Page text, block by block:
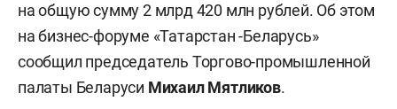
на общую сумму 2 млрд 420 млн рублей. Об этом
на бизнес-форуме «Татарстан -Беларусь»
сообщил председатель Торгово-промышленной
палаты Беларуси Михаил Мятликов.